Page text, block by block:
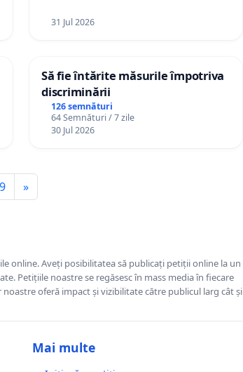
31 Jul 2026
Să fie întărite măsurile împotriva
discriminării
126 semnături
64 Semnături / 7 zile
30 Jul 2026
9 »
online. Aveți posibilitatea să publicați petiții online la un
Petițiile noastre se regăsesc în mass media în fiecare
oferă impact și vizibilitate către publicul larg cât și
Mai multe